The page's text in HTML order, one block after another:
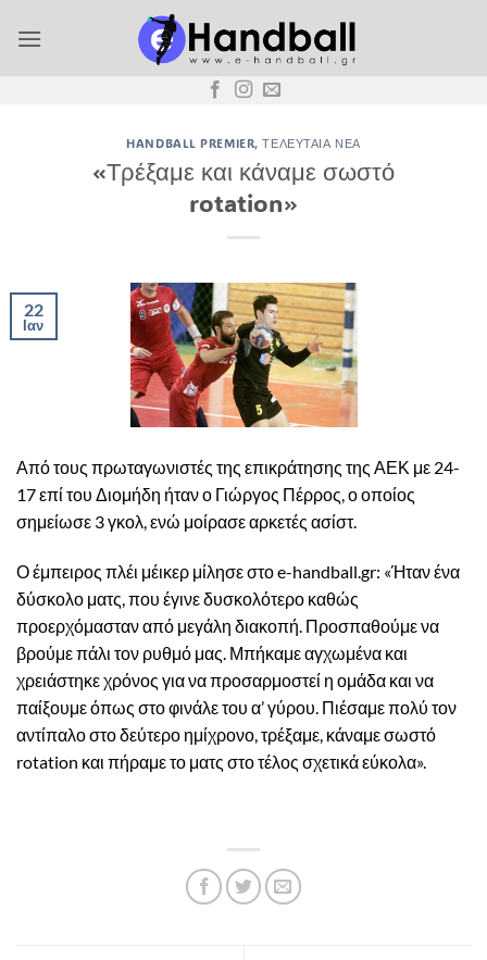
στο
HANDBALL PREMIER,ΤΕΛΕΥΤΑΊΑ ΝΈΑ
«Τρέξαμε και κάναμε σωστό
rotation»
22
Ιαν
Από τους πρωταγωνιστές της επικράτησης της ΑΕΚ με 24-
17 επί του Διομήδη ήταν ο Γιώργος Πέρρος, ο οποίος
σημείωσε 3 γκολ, ενώ μοίρασε αρκετές ασίστ.
Ο έμπειρος πλέι μέικερ μίλησε στο e-handball.gr: «Ήταν ένα
δύσκολο ματς, που έγινε δυσκολότερο καθώς
προερχόμασταν από μεγάλη διακοπή. Προσπαθούμε να
βρούμε πάλι τον ρυθμό μας. Μπήκαμε αγχωμένα και
χρειάστηκε χρόνος για να προσαρμοστεί η ομάδα και να
παίξουμε όπως στο φινάλε του α’ γύρου. Πιέσαμε πολύ τον
αντίπαλο στο δεύτερο ημίχρονο, τρέξαμε, κάναμε σωστό
rotation και πήραμε το ματς στο τέλος σχετικά εύκολα».